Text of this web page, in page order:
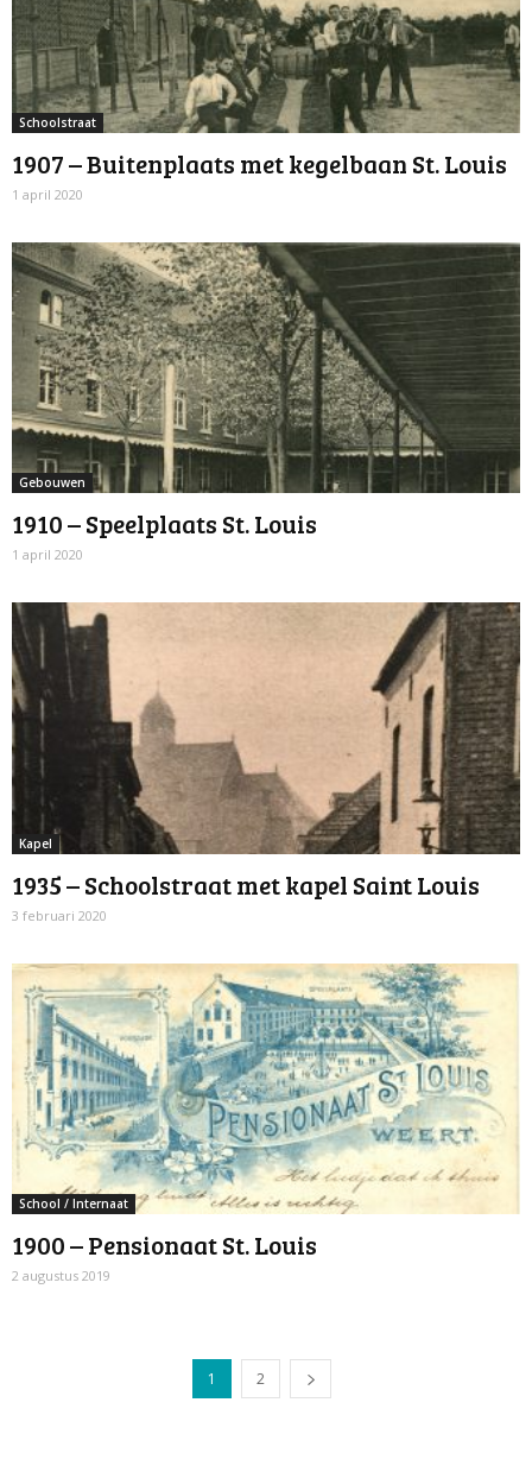
Schoolstraat
1907 – Buitenplaats met kegelbaan St. Louis
1 april 2020
Gebouwen
1910 – Speelplaats St. Louis
1 april 2020
Kapel
1935 – Schoolstraat met kapel Saint Louis
3 februari 2020
School / Internaat
1900 – Pensionaat St. Louis
2 augustus 2019
1 2